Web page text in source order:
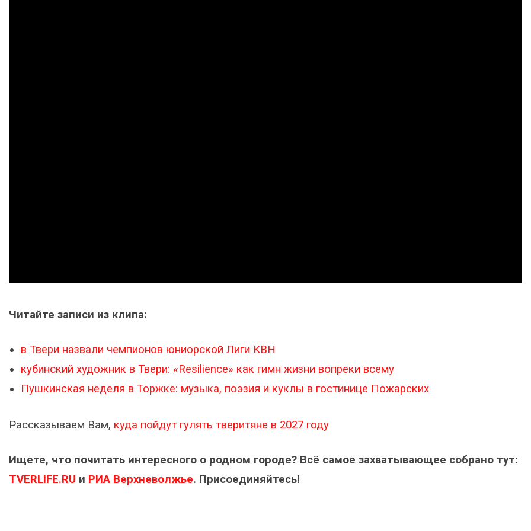
Читайте записи из клипа:
в Твери назвали чемпионов юниорской Лиги КВН
кубинский художник в Твери: «Resilience» как гимн жизни вопреки всему
Пушкинская неделя в Торжке: музыка, поэзия и куклы в гостинице Пожарских
Рассказываем Вам, куда пойдут гулять тверитяне в 2027 году
Ищете, что почитать интересного о родном городе? Всё самое захватывающее собрано тут:
TVERLIFE.RU и РИА Верхневолжье. Присоединяйтесь!